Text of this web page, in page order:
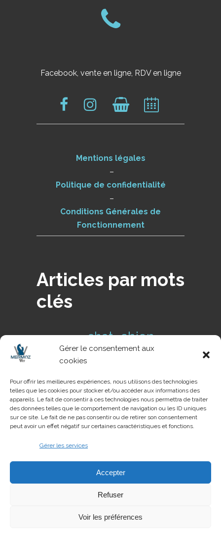
Gérer le consentement aux
cookies
Pour offrir les meilleures expériences, nous utilisons des technologies
telles que les cookies pour stocker et/ou accéder aux informations des
appareils. Le fait de consentir à ces technologies nous permettra de traiter
des données telles que le comportement de navigation ou les ID uniques
sur ce site. Le fait de ne pas consentir ou de retirer son consentement
peut avoir un effet négatif sur certaines caractéristiques et fonctions.
Gérer les services
Accepter
Refuser
Voir les préférences
Facebook, vente en ligne, RDV en ligne
Mentions légales
–
Politique de confidentialité
–
Conditions Générales de
Fonctionnement
Articles par mots
clés
chat chien
Conseil NAC
conseils de
NAC parasite pathologie
urgence urgences voyage
Création du site
Agence de conseil
100% dédiée aux vétérinaires